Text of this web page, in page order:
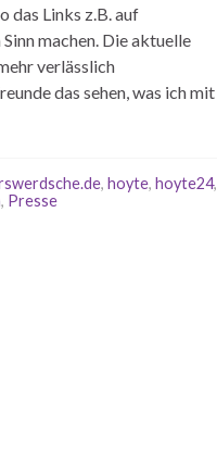
das Links z.B. auf
machen. Die aktuelle
verlässlich
das sehen, was ich mit
, hoyte, hoyte24,
, Presse